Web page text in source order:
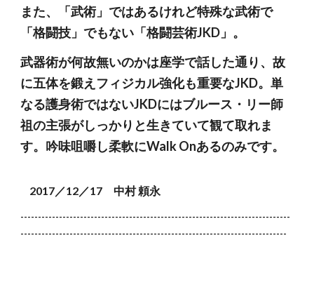
また、「武術」ではあるけれど特殊な武術で
「格闘技」でもない「格闘芸術JKD」。
武器術が何故無いのかは座学で話した通り、故
に五体を鍛えフィジカル強化も重要なJKD。単
なる護身術ではないJKDにはブルース・リー師
祖の主張がしっかりと生きていて観て取れま
す。吟味咀嚼し柔軟にWalk Onあるのみです。
2017／12／17 中村 頼永
-----------------------------------------------------------------------------
----------------------------------------------------------------------------